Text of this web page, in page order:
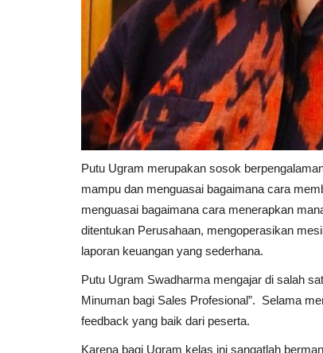
Putu Ugram merupakan sosok
mampu dan menguasai bagaimana cara
menguasai bagaimana cara menerapkan
ditentukan Perusahaan, mengoperasikan
laporan keuangan yang sederhana.
Putu Ugram Swadharma mengajar di salah
Minuman bagi Sales Profesional”. Selama
feedback yang baik dari peserta.
Karena bagi Ugram kelas ini sangatlah